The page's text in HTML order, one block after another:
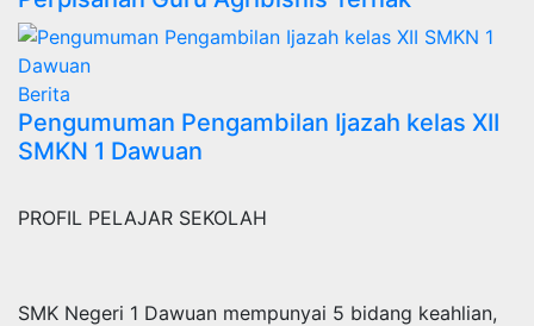
Berita
Pengumuman Pengambilan Ijazah kelas XII
SMKN 1 Dawuan
PROFIL PELAJAR SEKOLAH
SMK Negeri 1 Dawuan mempunyai 5 bidang keahlian,